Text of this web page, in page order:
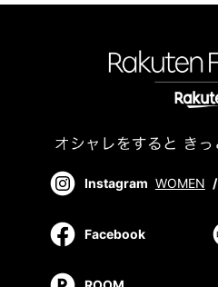
Instagram WOMEN /
Facebook